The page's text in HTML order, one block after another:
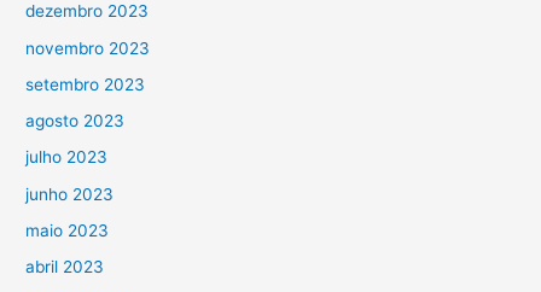
dezembro 2023
novembro 2023
setembro 2023
agosto 2023
julho 2023
junho 2023
maio 2023
abril 2023